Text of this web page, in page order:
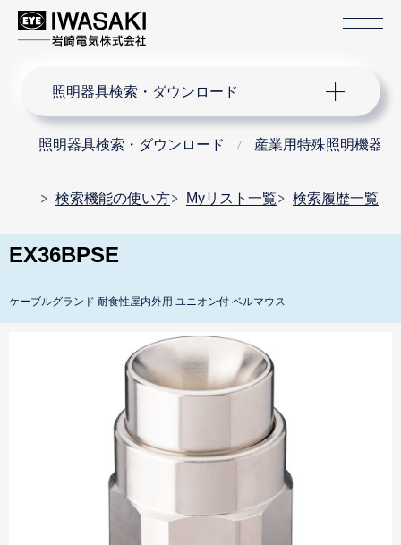
照明器具検索・ダウンロード
照明器具検索・ダウンロード 産業用特殊照明機器
検索機能の使い方 Myリスト一覧 検索履歴一覧
EX36BPSE
ケーブルグランド 耐食性屋内外用 ユニオン付 ベルマウス